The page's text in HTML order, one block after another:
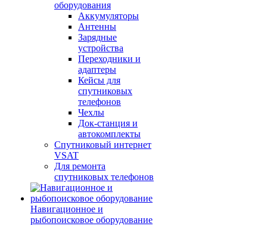
оборудования
Аккумуляторы
Антенны
Зарядные
устройства
Переходники и
адаптеры
Кейсы для
спутниковых
телефонов
Чехлы
Док-станция и
автокомплекты
Спутниковый интернет
VSAT
Для ремонта
спутниковых телефонов
Навигационное и
рыбопоисковое оборудование